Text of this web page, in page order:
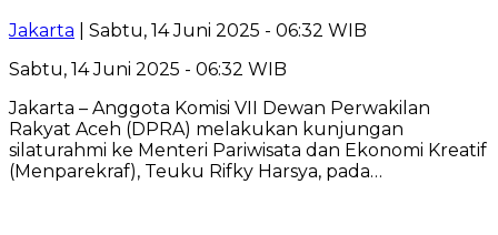
Jakarta | Sabtu, 14 Juni 2025 - 06:32 WIB
Sabtu, 14 Juni 2025 - 06:32 WIB
Jakarta – Anggota Komisi VII Dewan Perwakilan
Rakyat Aceh (DPRA) melakukan kunjungan
silaturahmi ke Menteri Pariwisata dan Ekonomi Kreatif
(Menparekraf), Teuku Rifky Harsya, pada…